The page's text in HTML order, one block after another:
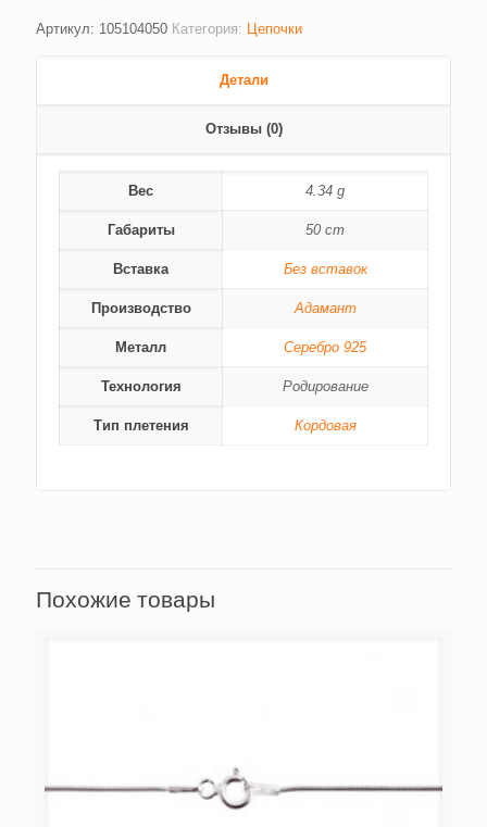
Артикул: 105104050 Категория: Цепочки
Детали
Отзывы (0)
Вес 4.34 g
Габариты 50 cm
Вставка Без вставок
Производство Адамант
Металл Серебро 925
Технология Родирование
Тип плетения Кордовая
Похожие товары